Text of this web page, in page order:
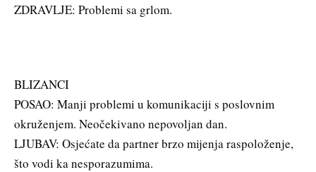
ZDRAVLJE: Problemi sa grlom.
BLIZANCI
POSAO: Manji problemi u komunikaciji s poslovnim
okruženjem. Neočekivano nepovoljan dan.
LJUBAV: Osjećate da partner brzo mijenja raspoloženje,
što vodi ka nesporazumima.